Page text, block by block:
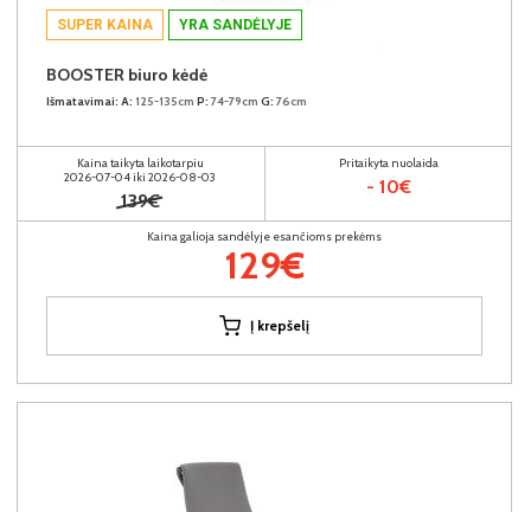
SUPER KAINA YRA SANDĖLYJE
BOOSTER biuro kėdė
Išmatavimai: A: 125-135cm P: 74-79cm G: 76cm
Kaina taikyta laikotarpiu
2026-07-04 iki 2026-08-03
139€
Pritaikyta nuolaida
- 10€
Kaina galioja sandėlyje esančioms prekėms
129€
Į krepšelį